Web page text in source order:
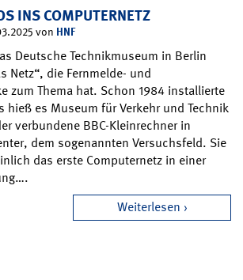
INS COMPUTERNETZ
von HNF
Deutsche Technikmuseum in Berlin
Netz“, die Fernmelde- und
zum Thema hat. Schon 1984 installierte
hieß es Museum für Verkehr und Technik
verbundene BBC-Kleinrechner in
dem sogenannten Versuchsfeld. Sie
das erste Computernetz in einer
Weiterlesen